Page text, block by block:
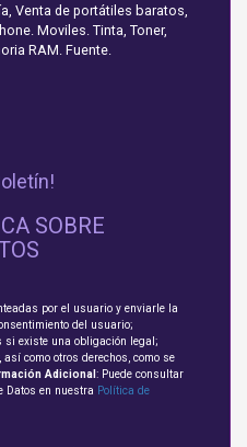
Venta de portátiles baratos,
Moviles. Tinta, Toner,
RAM. Fuente.
SOBRE
por el usuario y enviarle la
del usuario;
si existe una obligación legal;
como otros derechos, como se
Adicional : Puede consultar
Datos en nuestra Política de